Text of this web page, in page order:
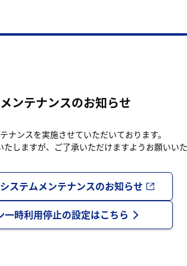
ンテナンスのお知らせ
ナンスを実施させていただいております。
しますが、ご了承いただけますようお願いい
ステムメンテナンスのお知らせ
一時利用停止の設定はこちら